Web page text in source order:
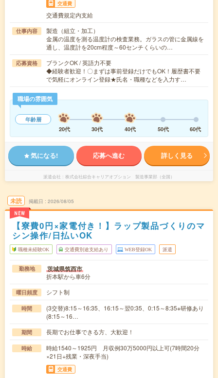
交通費
交通費規定内支給
仕事内容
製造（組立・加工）
金属の温度を測る温度計の検査業務。ガラスの管に金属線を
通し、温度計を20cm程度～60センチくらいの…
応募資格
ブランクOK / 英語力不要
◆経験者歓迎！〇まずは事前登録だけでもOK！履歴書不要
で気軽にオンライン登録★氏名・職種などを入力す…
職場の雰囲気
年齢層
20代
30代 40代 50代 60代
気になる! 応募へ進む 詳しく見る
派遣会社 株式会社綜合キャリアオプション 製造事業部（全国）
未読
NEW
掲載日 2026/08/05
【寮費0円×家電付き！】ラップ製品づくりのマ
シン操作/日払いOK
職種未経験OK 交通費別途支給あり WEB登録OK 派遣
勤務地 茨城県筑西市
折本駅から車6分
曜日頻度 シフト制
時間
(3交替)8:15～16:35、16:15～翌0:35、0:15～8:35※研修あり
(8:15～16…
期間 長期でお仕事できる方、大歓迎！
時給
時給1540～1925円 月収例30万5000円以上可(7時間20分
×21日+残業・深夜手当)
交通費